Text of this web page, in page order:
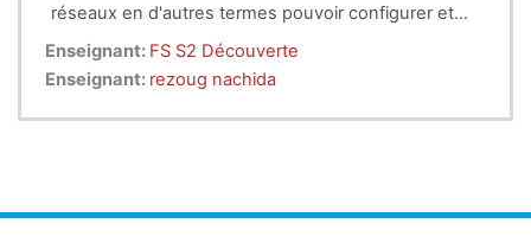
réseaux en d'autres termes pouvoir configurer et
gérer tous les protocoles des couches accès
réseaux et liaison de données (couche 2 et 3 du
l'étudiant sache maitriser l'utilisation du matériel
Enseignant: FS S2 Découverte
Enseignant: rezoug nachida